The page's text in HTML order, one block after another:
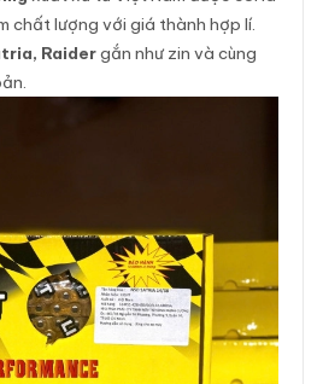
chất lượng với giá thành hợp lí.
Raidergắn như zin và cùng